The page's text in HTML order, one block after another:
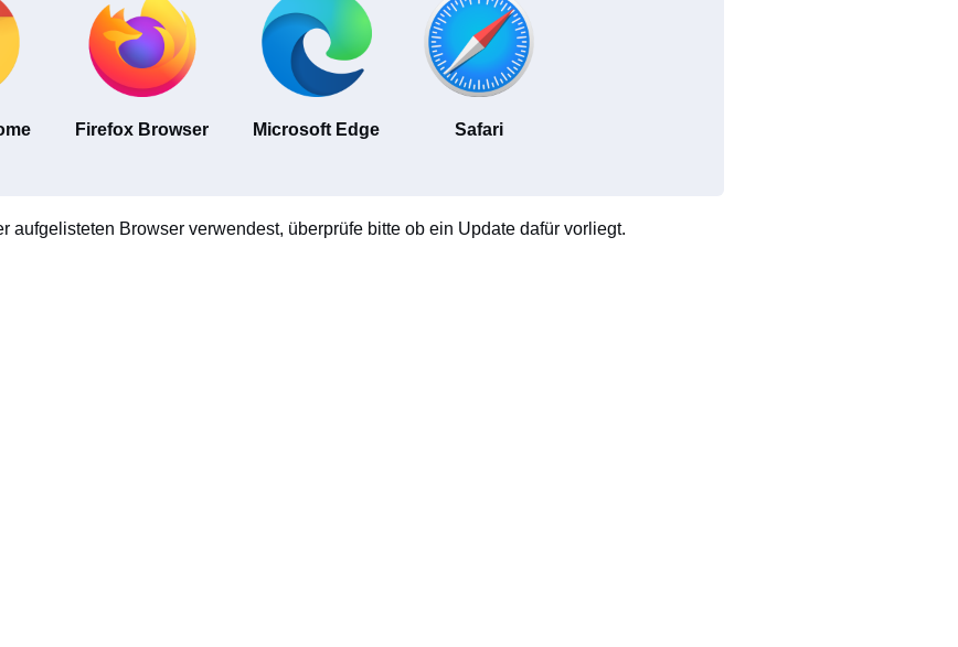
Firefox Browser Microsoft Edge Safari
aufgelisteten Browser verwendest, überprüfe bitte ob ein Update dafür vorliegt.